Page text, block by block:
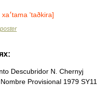
[qa׳ratʼa, xa׳tama 'taðkira]
Descubridor N. Chernyj
Provisional 1979 SY11